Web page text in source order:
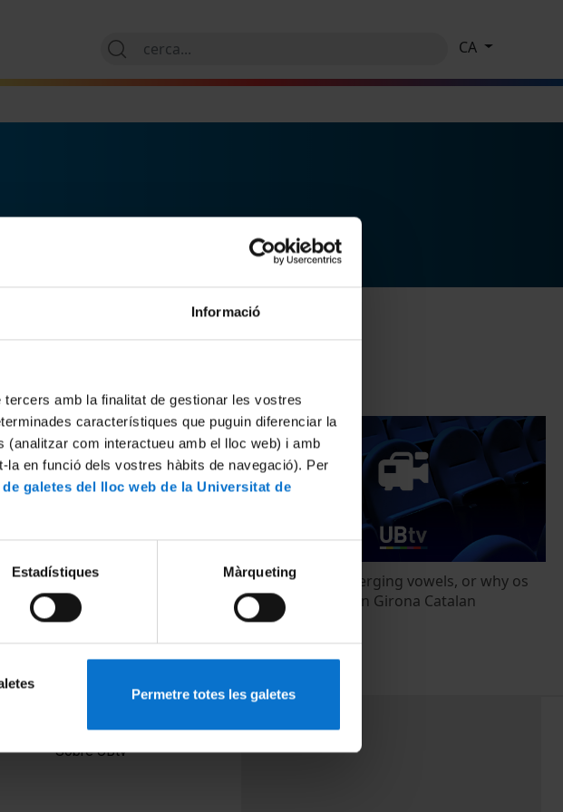
Informació
amb la finalitat de gestionar les vostres
característiques que puguin diferenciar la
(analitzar com interactueu amb el lloc web) i amb
la en funció dels vostres hàbits de navegació). Per
galetes del lloc web de la Universitat de
Estadístiques Màrqueting
Permetre totes les galetes
CA
"La perfecta
del nombre sánscrito"
2015
Quantifying merging vowels, or why os
and ós rhyme in Girona Catalan
18 març, 2015
Sobre UBtv